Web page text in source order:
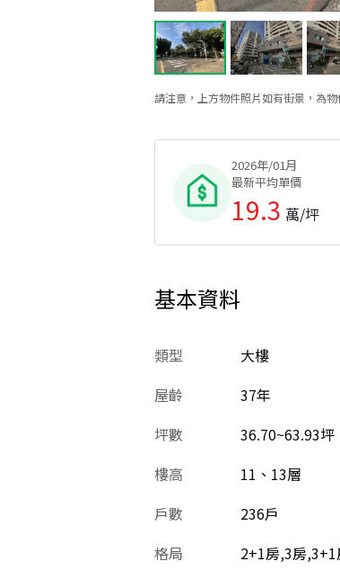
請注意，上方物件照片如有街景，為
2026年/01月
最新平均單價
19.3 萬/坪
基本資料
類型
大樓
屋齡
37年
坪數
36.70~63.93坪
樓高
11、13層
戶數
236戶
格局
2+1房,3房